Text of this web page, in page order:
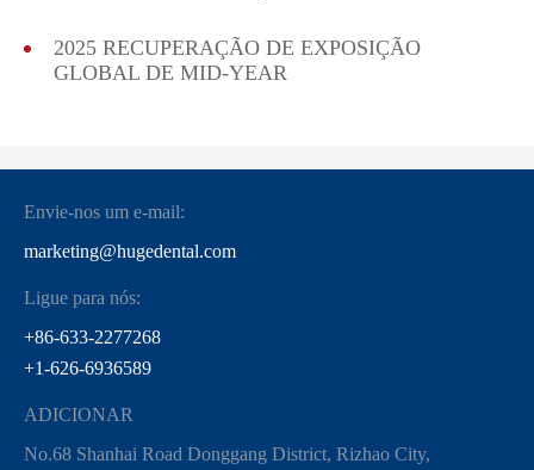
2025 RECUPERAÇÃO DE EXPOSIÇÃO
GLOBAL DE MID-YEAR
Envie-nos um e-mail:
marketing@hugedental.com
Ligue para nós:
+86-633-2277268
+1-626-6936589
ADICIONAR
No.68 Shanhai Road Donggang District, Rizhao City,